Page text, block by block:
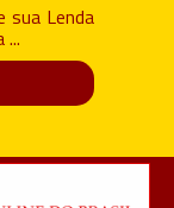
sua Lenda